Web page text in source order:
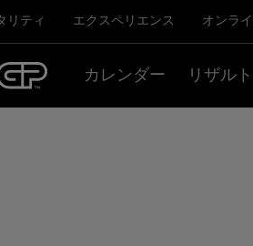
リティ エクスペリエンス オンラ
カレンダー リザルト